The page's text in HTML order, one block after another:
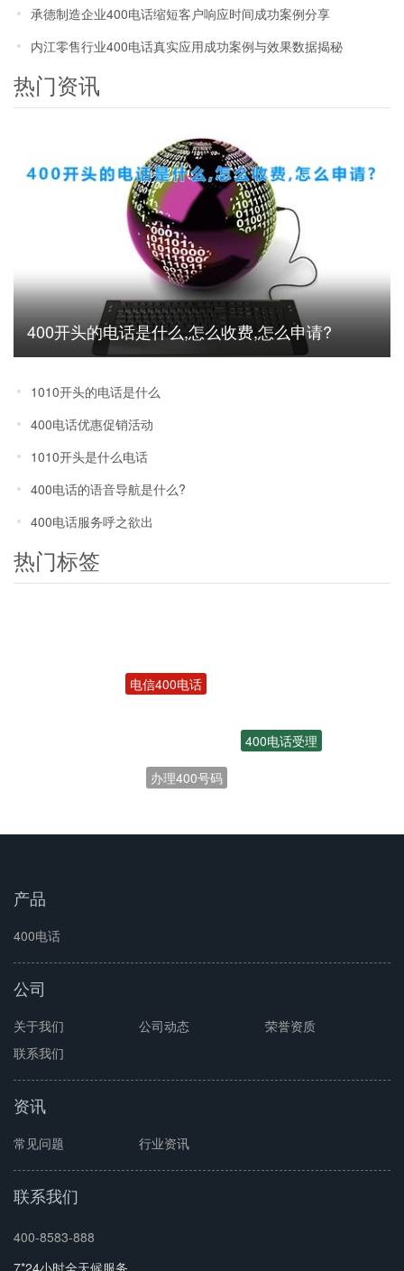
承德制造企业400电话缩短客户响应时间成功案例分享
内江零售行业400电话真实应用成功案例与效果数据揭秘
热门资讯
400开头的电话是什么,怎么收费,怎么申请?
1010开头的电话是什么
400电话优惠促销活动
1010开头是什么电话
400电话的语音导航是什么?
400电话服务呼之欲出
热门标签
400电话受理
办理400号码
电信400电话
产品
400电话
公司
关于我们 公司动态
荣誉资质
联系我们
资讯
常见问题 行业资讯
联系我们
400-8583-888